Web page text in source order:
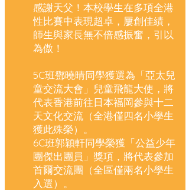
感謝天父！本校學生在多項全港
性比賽中表現超卓，屢創佳績，
師生與家長無不倍感振奮，引以
為傲！
5C班鄧曉晴同學獲選為「亞太兒
童交流大會」兒童飛龍大使，將
代表香港前往日本福岡參與十二
天文化交流（全港僅四名小學生
獲此殊榮）。
6C班郭穎軒同學榮獲「公益少年
團傑出團員」獎項，將代表參加
首爾交流團（全區僅兩名小學生
入選）。